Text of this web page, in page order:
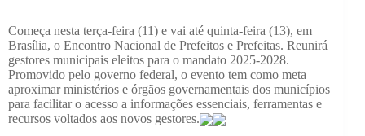
Começa nesta terça-feira (11) e vai até quinta-feira (13), em
Brasília, o Encontro Nacional de Prefeitos e Prefeitas. Reunirá
gestores municipais eleitos para o mandato 2025-2028.
Promovido pelo governo federal, o evento tem como meta
aproximar ministérios e órgãos governamentais dos municípios
para facilitar o acesso a informações essenciais, ferramentas e
recursos voltados aos novos gestores.